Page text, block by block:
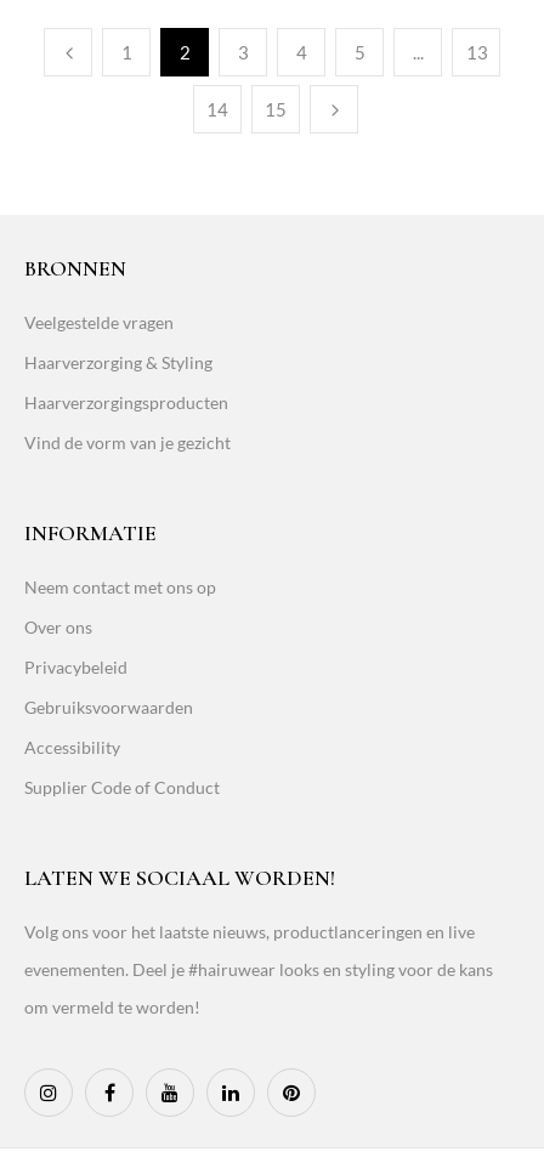
1 2 3 4 5 ... 13
14 15
BRONNEN
Veelgestelde vragen
Haarverzorging & Styling
Haarverzorgingsproducten
Vind de vorm van je gezicht
INFORMATIE
Neem contact met ons op
Over ons
Privacybeleid
Gebruiksvoorwaarden
Accessibility
Supplier Code of Conduct
LATEN WE SOCIAAL WORDEN!
Volg ons voor het laatste nieuws, productlanceringen en live
evenementen. Deel je #hairuwear looks en styling voor de kans
om vermeld te worden!